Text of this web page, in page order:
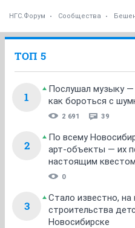
НГС.Форум Сообщества
ТОП 5
1
Послушал музыку —
как бороться с
2 691 39
2
По всему
арт-объекты — их
настоящим квестом
0
3
Стало известно, на
строительства
Новосибирске